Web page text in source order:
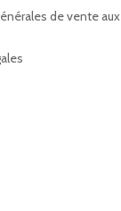
de vente aux